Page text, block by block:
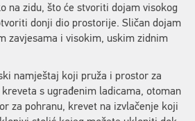
na zidu, što će stvoriti dojam visokog
donji dio prostorije. Sličan dojam
zavjesama i visokim, uskim zidnim
namještaj koji pruža i prostor za
s ugrađenim ladicama, otoman
za pohranu, krevet na izvlačenje koji